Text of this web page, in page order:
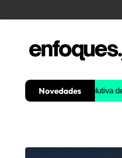
Histórica
Novedades
la historia evolutiva del lince